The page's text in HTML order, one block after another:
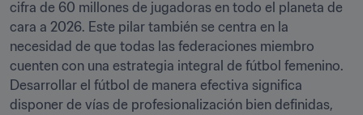
cifra de 60 millones de jugadoras en todo el planeta de
cara a 2026. Este pilar también se centra en la
necesidad de que todas las federaciones miembro
cuenten con una estrategia integral de fútbol femenino.
Desarrollar el fútbol de manera efectiva significa
disponer de vías de profesionalización bien definidas,